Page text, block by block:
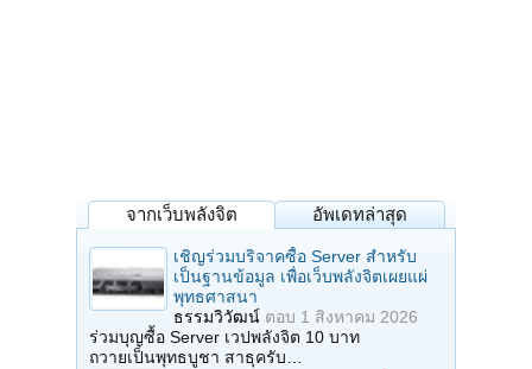
จากเว็บพลังจิต อัพเดทล่าสุด
เชิญร่วมบริจาคซื้อ Server สำหรับ
เป็นฐานข้อมูล เพื่อเว็บพลังจิตเผยแผ่
พุทธศาสนา
ธรรมวิวัฒน์ ตอบ 1 สิงหาคม 2026
ร่วมบุญซื้อ Server เวปพลังจิต 10 บาท
ถวายเป็นพุทธบูชา สาธุครับ…